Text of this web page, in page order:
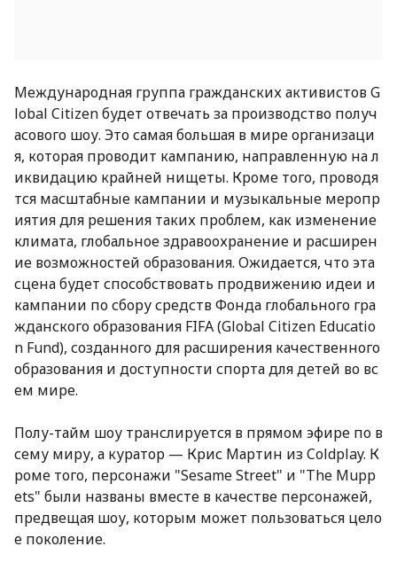
Международная группа гражданских активистов G
lobal Citizen будет отвечать за производство получ
асового шоу. Это самая большая в мире организаци
я, которая проводит кампанию, направленную на л
иквидацию крайней нищеты. Кроме того, проводя
тся масштабные кампании и музыкальные меропр
иятия для решения таких проблем, как изменение
климата, глобальное здравоохранение и расширен
ие возможностей образования. Ожидается, что эта
сцена будет способствовать продвижению идеи и
кампании по сбору средств Фонда глобального гра
жданского образования FIFA (Global Citizen Educatio
n Fund), созданного для расширения качественного
образования и доступности спорта для детей во вс
ем мире.
Полу-тайм шоу транслируется в прямом эфире по в
сему миру, а куратор — Крис Мартин из Coldplay. К
роме того, персонажи "Sesame Street" и "The Mupp
ets" были названы вместе в качестве персонажей,
предвещая шоу, которым может пользоваться цело
е поколение.